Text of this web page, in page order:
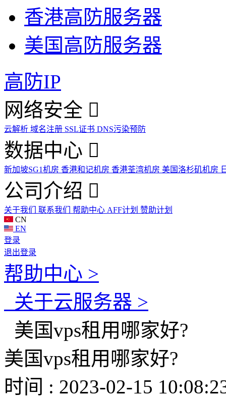
香港高防服务器
美国高防服务器
高防IP
网络安全
云解析 域名注册 SSL证书 DNS污染预防
数据中心
新加坡SG1机房 香港和记机房 香港荃湾机房 美国洛杉矶机房
公司介绍
关于我们 联系我们 帮助中心 AFF计划 赞助计划
CN
EN
登录
退出登录
帮助中心 >
关于云服务器 >
美国vps租用哪家好?
美国vps租用哪家好?
时间 : 2023-02-15